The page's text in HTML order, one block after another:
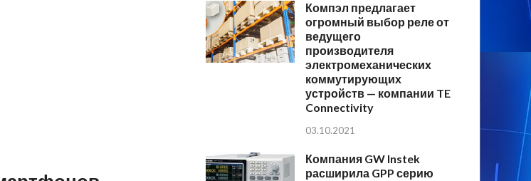
Компэл предлагает
огромный выбор реле от
ведущего
производителя
электромеханических
коммутирующих
устройств — компании TE
Connectivity
03.10.2021
Компания GW Instek
расширила GPP серию